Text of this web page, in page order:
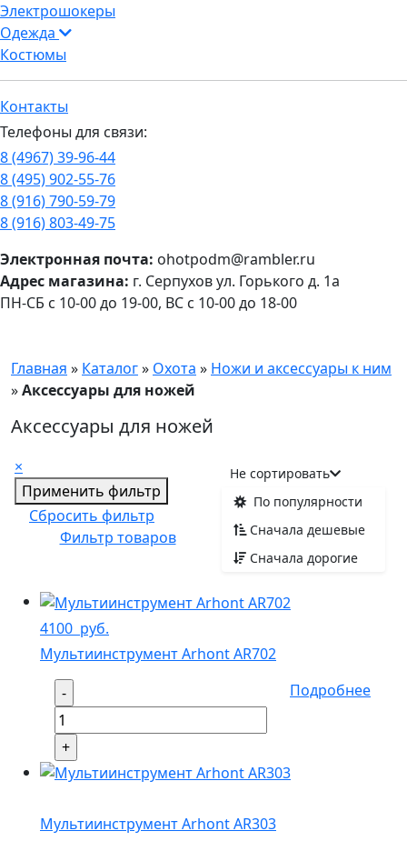
Электрошокеры
Одежда
Костюмы
Контакты
Телефоны для связи:
8 (4967) 39-96-44
8 (495) 902-55-76
8 (916) 790-59-79
8 (916) 803-49-75
ПН-СБ с 10-00 до 19-00, ВС с 10-00 до 18-00
Электронная почта: ohotpodm@rambler.ru
Адрес магазина: г. Серпухов ул. Горького д. 1а
Главная » Каталог» Охота » Ножи и аксессуары к ним
»Аксессуары для ножей
Аксессуары для ножей
×
Применить фильтр
Сбросить фильтр
Фильтр товаров
Не сортировать
По популярности
Сначала дешевые
Сначала дорогие
4100 руб.
Мультиинструмент Arhont AR702
Подробнее
Мультиинструмент Arhont AR303